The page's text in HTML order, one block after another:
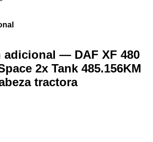
adicional — DAF XF 480
2x Tank 485.156KM
tractora